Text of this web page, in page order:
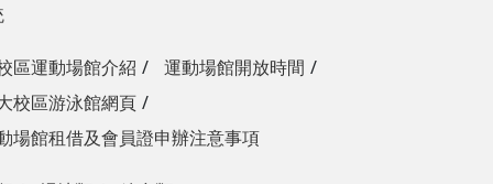
區運動場館介紹
運動場館開放時間
校區游泳館網頁
場館租借及會員證申辦注意事項